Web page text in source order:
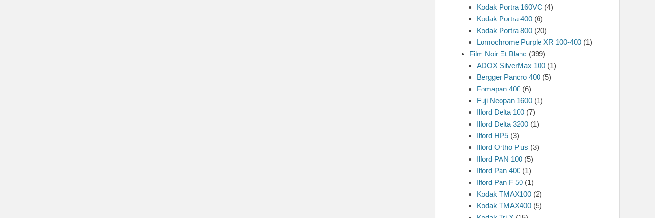
Kodak Portra 160VC (4)
Kodak Portra 400 (6)
Kodak Portra 800 (20)
Lomochrome Purple XR 100-400 (1)
Film Noir Et Blanc (399)
ADOX SilverMax 100 (1)
Bergger Pancro 400 (5)
Fomapan 400 (6)
Fuji Neopan 1600 (1)
Ilford Delta 100 (7)
Ilford Delta 3200 (1)
Ilford HP5 (3)
Ilford Ortho Plus (3)
Ilford PAN 100 (5)
Ilford Pan 400 (1)
Ilford Pan F 50 (1)
Kodak TMAX100 (2)
Kodak TMAX400 (5)